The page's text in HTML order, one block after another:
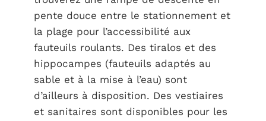
pente douce entre le stationnement et
la plage pour l’accessibilité aux
fauteuils roulants. Des tiralos et des
hippocampes (fauteuils adaptés au
sable et à la mise à l’eau) sont
d’ailleurs à disposition. Des vestiaires
et sanitaires sont disponibles pour les